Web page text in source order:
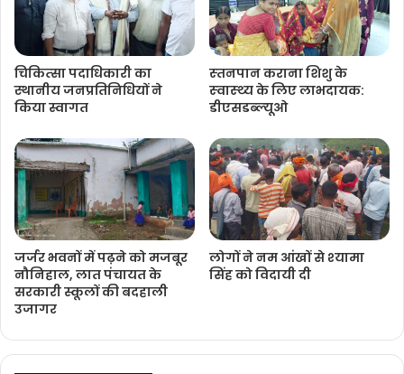
चिकित्‍सा पदाधिकारी का
स्थानीय जनप्रतिनिधियों ने
किया स्वागत
स्‍तनपान कराना शिशु के
स्‍वास्‍थ्‍य के लिए लाभदायक:
डीएसडब्‍ल्‍यूओ
जर्जर भवनों में पढ़ने को मजबूर
नौनिहाल, लात पंचायत के
सरकारी स्कूलों की बदहाली
उजागर
लोगों ने नम आंखों से श्‍यामा
सिंह को विदायी दी